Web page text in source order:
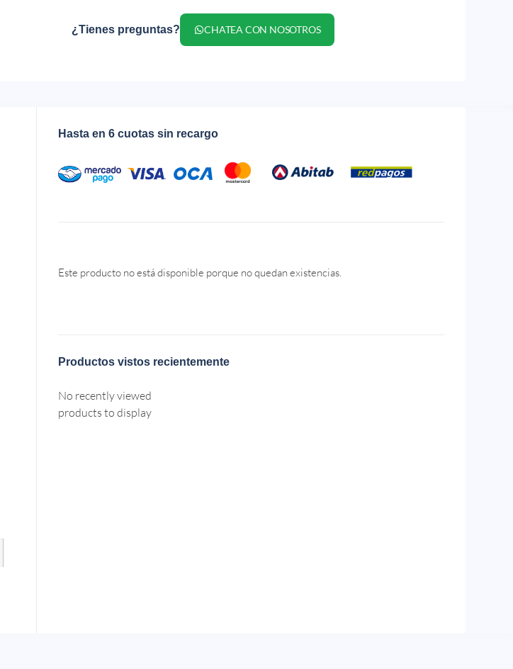
¿Tienes preguntas? CHATEA CON NOSOTROS
Hasta en 6 cuotas sin recargo
Este producto no está disponible porque no quedan existencias.
Productos vistos recientemente
No recently viewed
products to display